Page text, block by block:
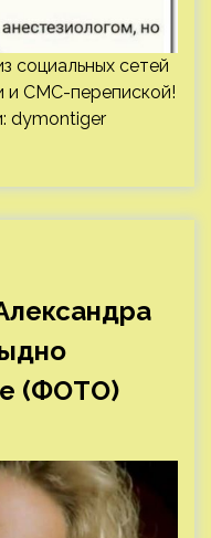
социальных сетей
и СМС-перепиской!
dymontiger
(ФОТО)